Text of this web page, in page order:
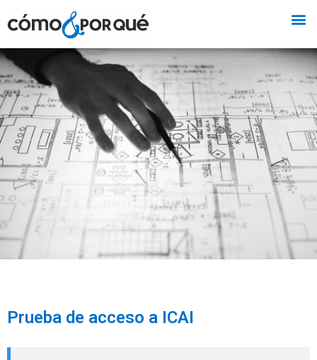
Prueba de acceso a ICAI